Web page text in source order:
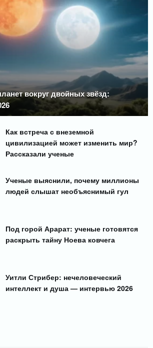
вокруг двойных звёзд:
Как встреча с внеземной
цивилизацией может изменить мир?
Рассказали ученые
Ученые выяснили, почему миллионы
людей слышат необъяснимый гул
Под горой Арарат: ученые готовятся
раскрыть тайну Ноева ковчега
Уитли Стрибер: нечеловеческий
интеллект и душа — интервью 2026